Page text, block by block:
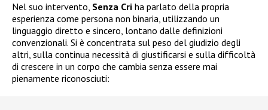
Nel suo intervento, Senza Cri ha parlato della propria
esperienza come persona non binaria, utilizzando un
linguaggio diretto e sincero, lontano dalle definizioni
convenzionali. Si è concentrata sul peso del giudizio degli
altri, sulla continua necessità di giustificarsi e sulla difficoltà
di crescere in un corpo che cambia senza essere mai
pienamente riconosciuti: